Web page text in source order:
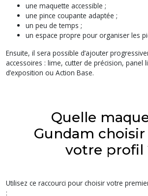
une maquette accessible ;
une pince coupante adaptée ;
un peu de temps ;
un espace propre pour organiser les
Ensuite, il sera possible d’ajouter
accessoires : lime, cutter de précision, panel
d’exposition ou Action Base.
Quelle
Gundam choisir
votre profil
Utilisez ce raccourci pour choisir votre
: